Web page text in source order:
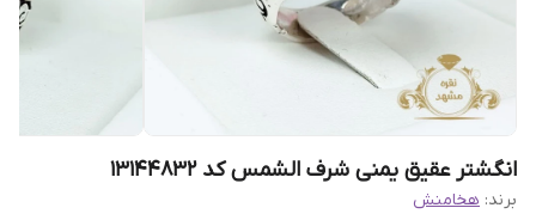
انگشتر عقیق یمنی شرف الشمس کد 13144832
برند: هخامنش